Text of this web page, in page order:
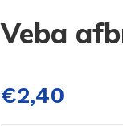
Veba
€2,40